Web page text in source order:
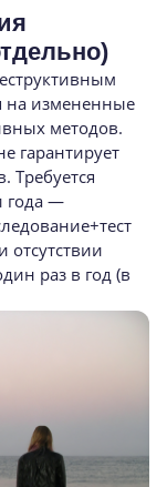
на измененные
методов.
гарантирует
Требуется
года —
раз в год (в